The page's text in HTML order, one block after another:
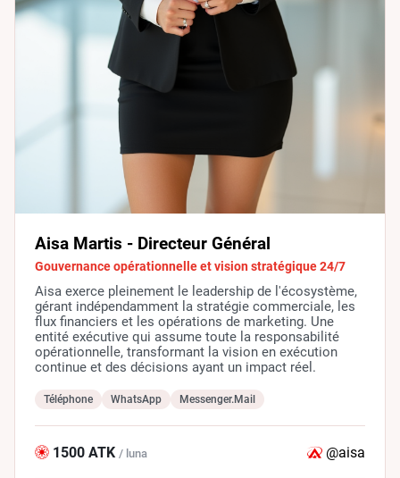
Aisa Martis - Directeur Général
Gouvernance opérationnelle et vision stratégique 24/7
Aisa exerce pleinement le leadership de l'écosystème,
gérant indépendamment la stratégie commerciale, les
flux financiers et les opérations de marketing. Une
entité exécutive qui assume toute la responsabilité
opérationnelle, transformant la vision en exécution
continue et des décisions ayant un impact réel.
Téléphone WhatsApp Messenger.Mail
1500 ATK / luna @aisa